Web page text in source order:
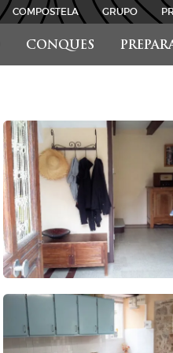
CONQUES
COMPOSTELA GRUPO